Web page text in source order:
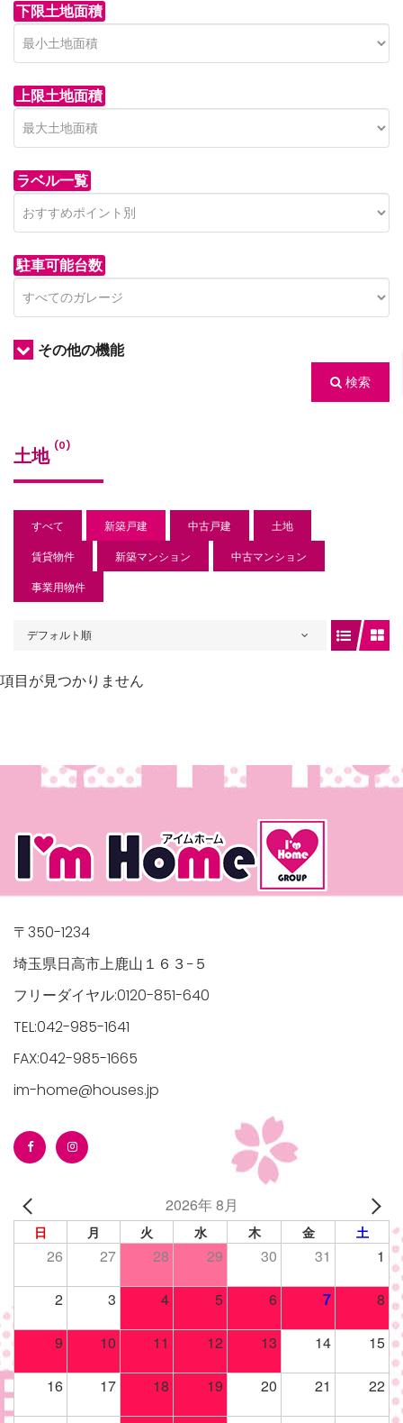
下限土地面積
上限土地面積
ラベル一覧
駐車可能台数
その他の機能
検索
土地 (0)
すべて 新築戸建 中古戸建
土地
賃貸物件
新築マンション
中古マンション
事業用物件
デフォルト順
項目が見つかりません
Price on call
top-
top-
manager/wp-
top-
〒350-1234
埼玉県日高市上鹿山１６３−５
フリーダイヤル:0120-851-640
TEL:042-985-1641
FAX:042-985-1665
im-home@houses.jp
2026年 8月
日 月 火 水 木 金 土
26 27 28 29 30 31 1
2 3 4 5 6 7 8
9 10 11 12 13 14 15
16 17 18 19 20 21 22